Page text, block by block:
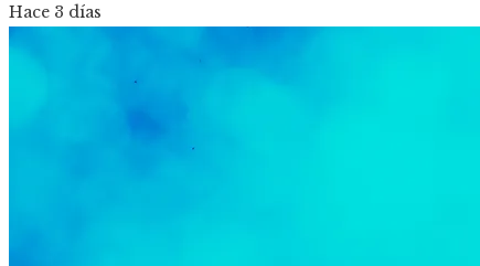
Hace 3 días